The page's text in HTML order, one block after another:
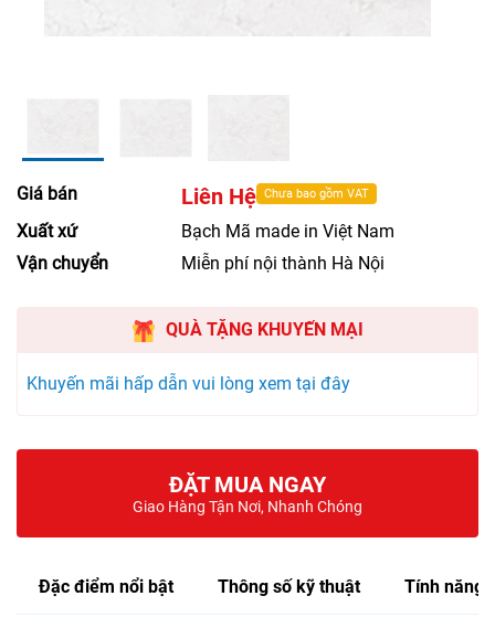
Giá bán Liên Hệ Chưa bao gồm VAT
Xuất xứ
Bạch Mã made in Việt Nam
Vận chuyển
Miễn phí nội thành Hà Nội
QUÀ TẶNG KHUYẾN MẠI
Khuyến mãi hấp dẫn vui lòng xem tại đây
ĐẶT MUA NGAY
Giao Hàng Tận Nơi, Nhanh Chóng
Đặc điểm nổi bật Thông số kỹ thuật Tính năng